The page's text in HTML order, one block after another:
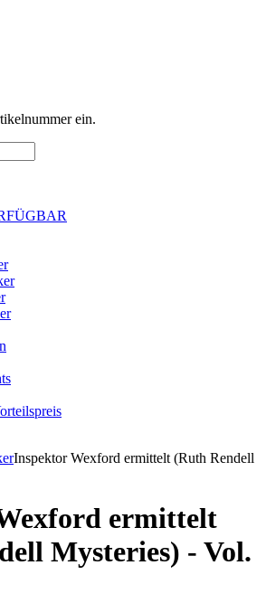
ein.
Inspektor Wexford ermittelt (Ruth Rendell
ermittelt
Mysteries) - Vol.